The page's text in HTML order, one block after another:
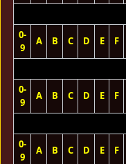
0-
9
A B C D E F
0-
9
A B C D E F
0-
9
A B C D E F